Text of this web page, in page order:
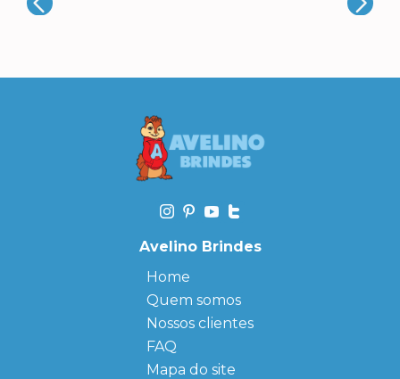
Avelino Brindes
Home
Quem somos
Nossos clientes
FAQ
Mapa do site